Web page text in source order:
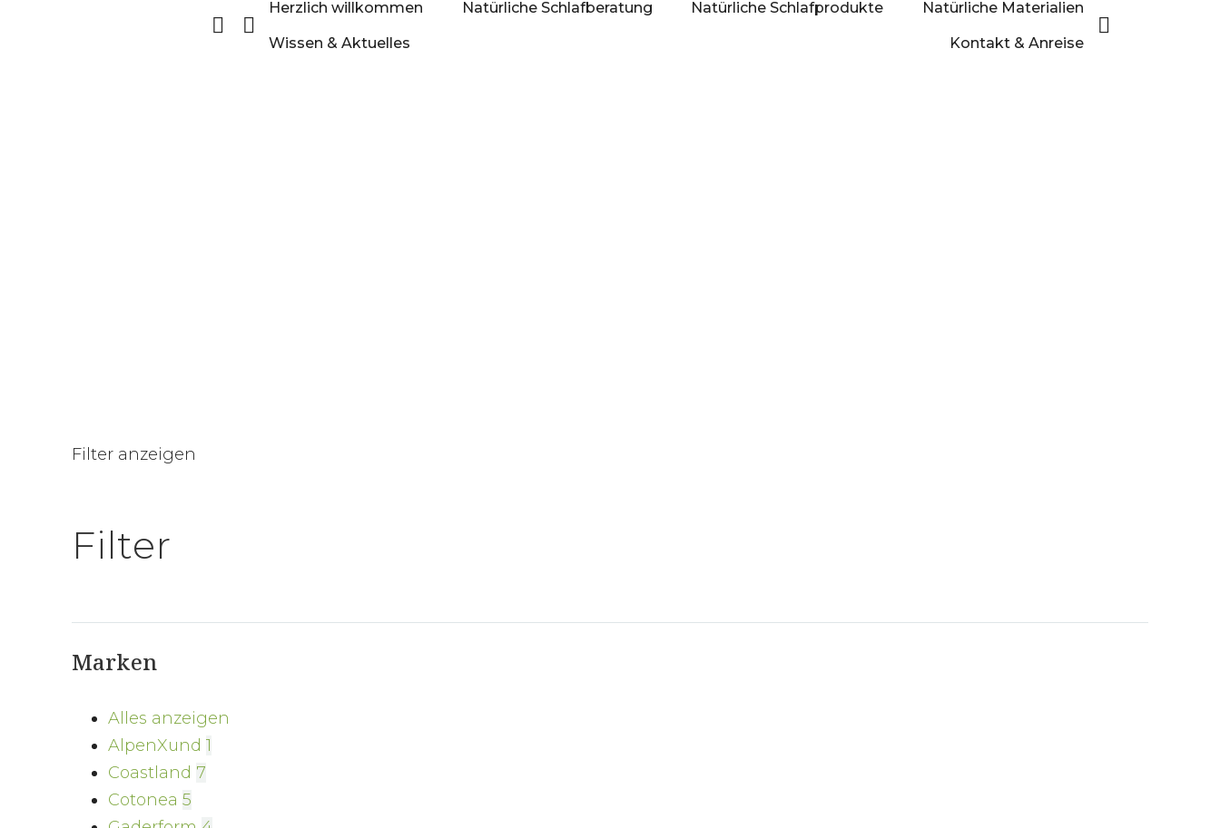
Herzlich willkommen Natürliche Schlafberatung Natürliche Schlafprodukte Natürliche Materialien
Wissen & Aktuelles Kontakt & Anreise
Filter anzeigen
Filter
Marken
Alles anzeigen
AlpenXund 1
Coastland 7
Cotonea 5